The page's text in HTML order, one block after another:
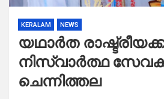
KERALAM NEWS
യഥാർത
നിസ്വാർത്ഥ
ചെന്നിത്തല